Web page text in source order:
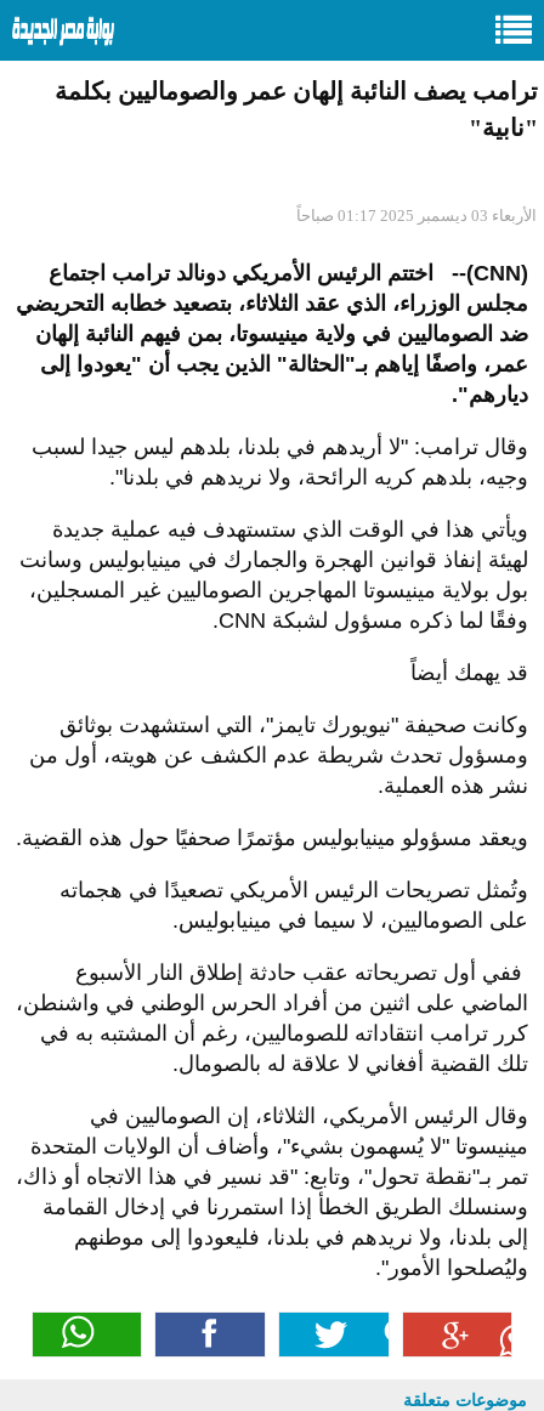
ترامب يصف النائبة إلهان عمر والصوماليين بكلمة
"نابية"
الأربعاء 03 ديسمبر 2025 01:17 صباحاً
(CNN)--
اختتم الرئيس الأمريكي دونالد ترامب اجتماع
مجلس الوزراء، الذي عقد الثلاثاء، بتصعيد خطابه التحريضي
ضد الصوماليين في ولاية مينيسوتا، بمن فيهم النائبة إلهان
عمر، واصفًا إياهم بـ"الحثالة" الذين يجب أن "يعودوا إلى
ديارهم"
.
وقال ترامب: "لا أريدهم في بلدنا، بلدهم ليس جيدا لسبب
وجيه، بلدهم كريه الرائحة، ولا نريدهم في بلدنا"
.
ويأتي هذا في الوقت الذي ستستهدف فيه عملية جديدة
لهيئة إنفاذ قوانين الهجرة والجمارك في مينيابوليس وسانت
بول بولاية مينيسوتا المهاجرين الصوماليين غير المسجلين،
وفقًا لما ذكره مسؤول لشبكة CNN.
قد يهمك أيضاً
وكانت صحيفة "نيويورك تايمز"، التي استشهدت بوثائق
ومسؤول تحدث شريطة عدم الكشف عن هويته، أول من
نشر هذه العملية.
ويعقد مسؤولو مينيابوليس مؤتمرًا صحفيًا حول هذه القضية.
وتُمثل تصريحات الرئيس الأمريكي تصعيدًا في هجماته
على الصوماليين، لا سيما في مينيابوليس.
ففي أول تصريحاته عقب حادثة إطلاق النار الأسبوع
الماضي على اثنين من أفراد الحرس الوطني في واشنطن،
كرر ترامب انتقاداته للصوماليين، رغم أن المشتبه به في
تلك القضية أفغاني لا علاقة له بالصومال.
وقال الرئيس الأمريكي، الثلاثاء، إن الصوماليين في
مينيسوتا "لا يُسهمون بشيء"، وأضاف أن الولايات المتحدة
تمر بـ"نقطة تحول"، وتابع: "قد نسير في هذا الاتجاه أو ذاك،
وسنسلك الطريق الخطأ إذا استمررنا في إدخال القمامة
إلى بلدنا، ولا نريدهم في بلدنا، فليعودوا إلى موطنهم
وليُصلحوا الأمور ".
موضوعات متعلقة